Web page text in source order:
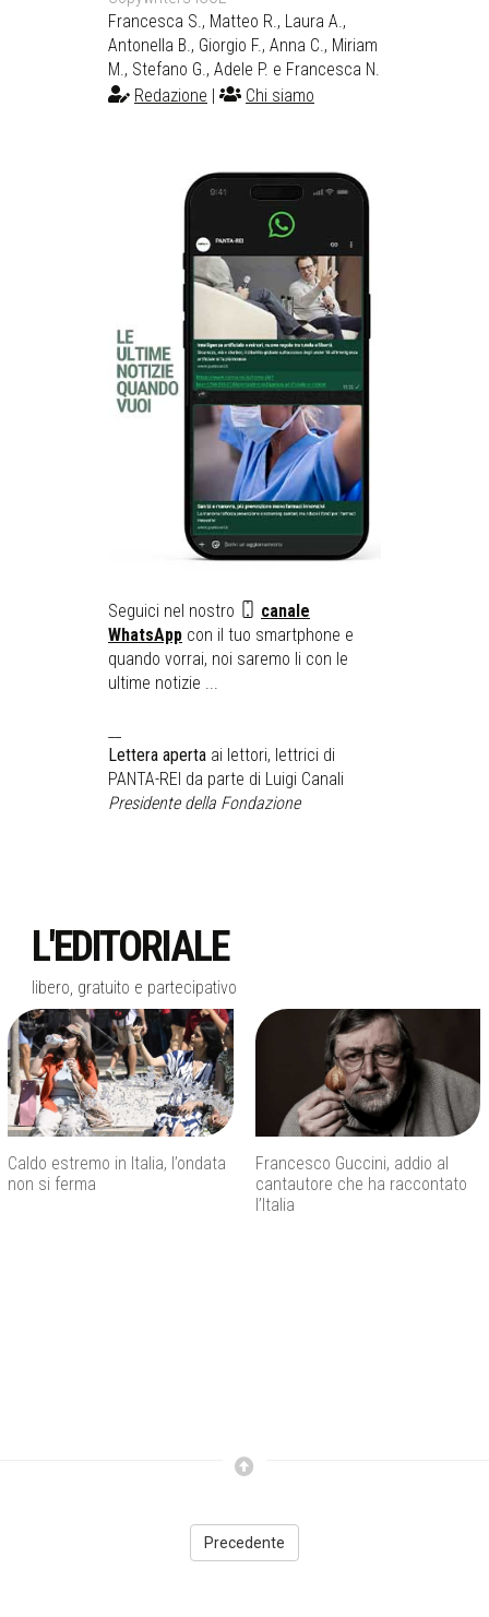
Francesca S., Matteo R., Laura A.,
Antonella B., Giorgio F., Anna C., Miriam
M., Stefano G., Adele P. e Francesca N.
Redazione
Chi siamo
Seguici nel nostro
canale
WhatsApp con il tuo smartphone e
quando vorrai, noi saremo li con le
ultime notizie ...
Lettera aperta ai lettori, lettrici di
PANTA-REI da parte di Luigi Canali
Presidente della Fondazione
L'EDITORIALE
libero, gratuito e partecipativo
Caldo estremo in Italia, l’ondata
non si ferma
Francesco Guccini, addio al
cantautore che ha raccontato
l’Italia
Precedente